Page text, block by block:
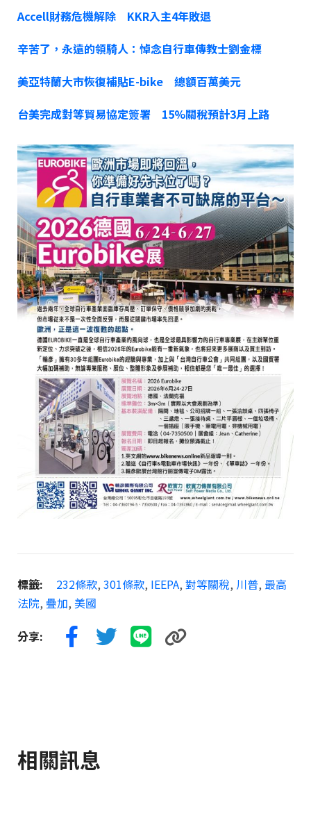
Accell財務危機解除 KKR入主4年敗退
辛苦了，永遠的領騎人：悼念自行車傳教士劉金標
美亞特蘭大市恢復補貼E-bike 總額百萬美元
台美完成對等貿易協定簽署 15%關稅預計3月上路
標籤: 232條款, 301條款, IEEPA, 對等關稅, 川普, 最高
法院, 疊加, 美國
分享:
相關訊息